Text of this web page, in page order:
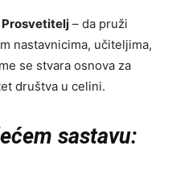
Prosvetitelj – da pruži
nastavnicima, učiteljima,
se stvara osnova za
društva u celini.
sastavu: